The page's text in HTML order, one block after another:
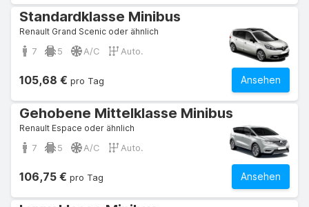
Standardklasse Minibus
Renault Grand Scenic oder ähnlich
7 5 A/C Auto.
Ansehen
105,68 € pro Tag
Gehobene Mittelklasse Minibus
Renault Espace oder ähnlich
7 5 A/C Auto.
Ansehen
106,75 € pro Tag